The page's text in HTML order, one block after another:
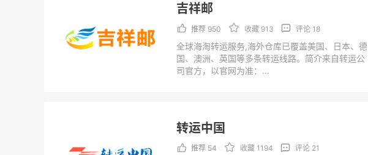
gTitle=
吉祥邮
推荐 950 收藏 913 评论 18
全球海淘转运服务,海外仓库已覆盖美国、日本、德
国、澳洲、英国等多条转运线路。简介来自转运公
司官方，以官网为准：
转运中国
推荐 54 收藏 1194 评论 21